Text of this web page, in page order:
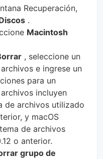
Recuperación,
.
Macintosh
, seleccione un
e ingrese un
para un
incluyen
de archivos utilizado
y macOS
de archivos
o anterior.
grupo de